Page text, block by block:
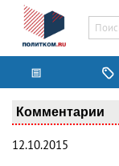
Комментарии
12.10.2015